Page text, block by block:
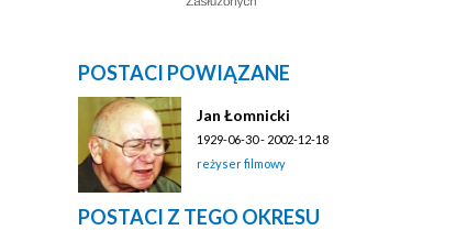
POSTACI POWIĄZANE
Jan Łomnicki
1929-06-30 - 2002-12-18
reżyser filmowy
POSTACI Z TEGO OKRESU